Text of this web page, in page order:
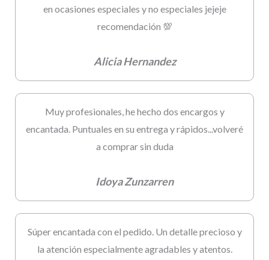
en ocasiones especiales y no especiales jejeje
recomendación 💯
Alicia Hernandez
Muy profesionales, he hecho dos encargos y
encantada. Puntuales en su entrega y rápidos...volveré
a comprar sin duda
Idoya Zunzarren
Súper encantada con el pedido. Un detalle precioso y
la atención especialmente agradables y atentos.